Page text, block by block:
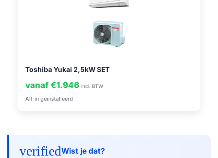
Toshiba Yukai 2,5kW SET
vanaf €1.946 incl. BTW
All-in geïnstalleerd
verifiedWist je dat?